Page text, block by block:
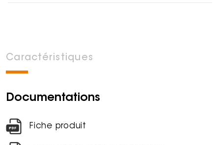
Caractéristiques
Documentations
Fiche produit